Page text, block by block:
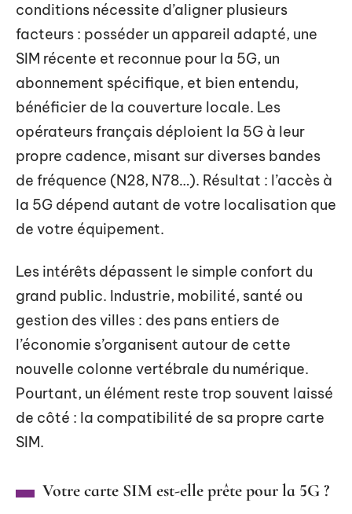
conditions nécessite d’aligner plusieurs
facteurs : posséder un appareil adapté, une
SIM récente et reconnue pour la 5G, un
abonnement spécifique, et bien entendu,
bénéficier de la couverture locale. Les
opérateurs français déploient la 5G à leur
propre cadence, misant sur diverses bandes
de fréquence (N28, N78…). Résultat : l’accès à
la 5G dépend autant de votre localisation que
de votre équipement.
Les intérêts dépassent le simple confort du
grand public. Industrie, mobilité, santé ou
gestion des villes : des pans entiers de
l’économie s’organisent autour de cette
nouvelle colonne vertébrale du numérique.
Pourtant, un élément reste trop souvent laissé
de côté : la compatibilité de sa propre carte
SIM.
Votre carte SIM est-elle prête pour la 5G ?